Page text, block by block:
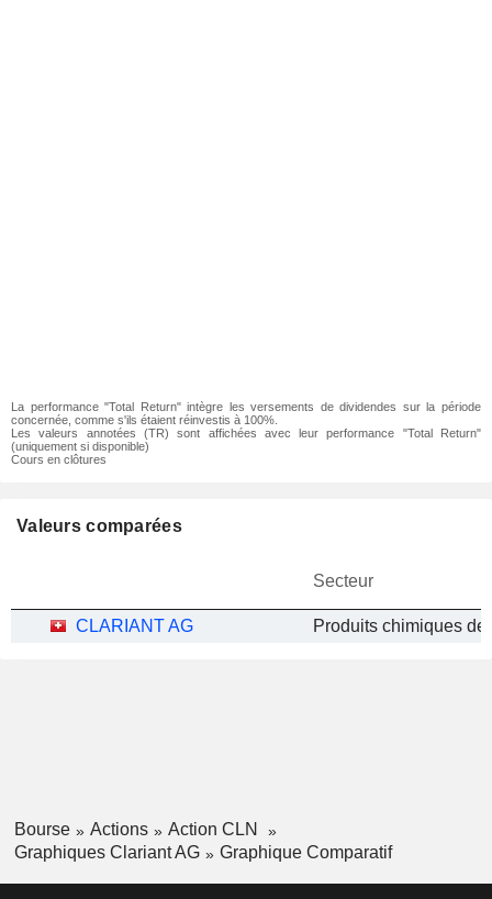
La performance "Total Return" intègre les versements de dividendes sur la période
concernée, comme s'ils étaient réinvestis à 100%.
Les valeurs annotées (TR) sont affichées avec leur performance "Total Return"
(uniquement si disponible)
Cours en clôtures
Valeurs comparées
Secteur
CLARIANT AG Produits chimiques
Bourse Actions
Action CLN
Graphiques Clariant AG
Graphique Comparatif